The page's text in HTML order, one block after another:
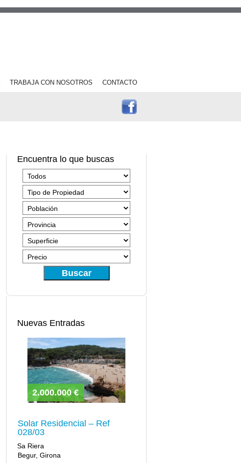
TRABAJA CON NOSOTROS CONTACTO
Encuentra lo que buscas
Buscar
Nuevas Entradas
2.000.000 €
Solar Residencial – Ref
028/03
Sa Riera
Begur, Girona